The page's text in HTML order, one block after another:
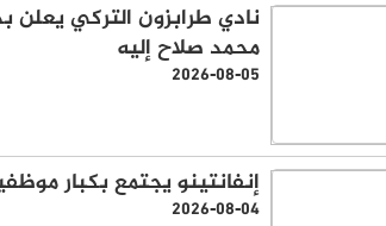
نادي طرابزون التركي يعلن
محمد صلاح إليه
2026-08-05
إنفانتينو يجتمع بكبار
2026-08-04